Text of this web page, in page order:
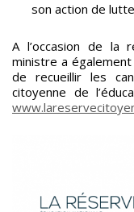
son action de
A l’occasion de la
ministre a également
de recueillir les
citoyenne de